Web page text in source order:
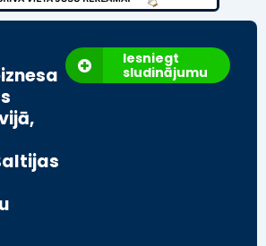
Iesniegt
sludinājumu